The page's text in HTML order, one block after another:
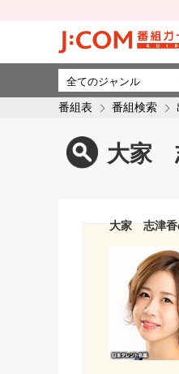
番組表 番組検索
大家
大家 志津香